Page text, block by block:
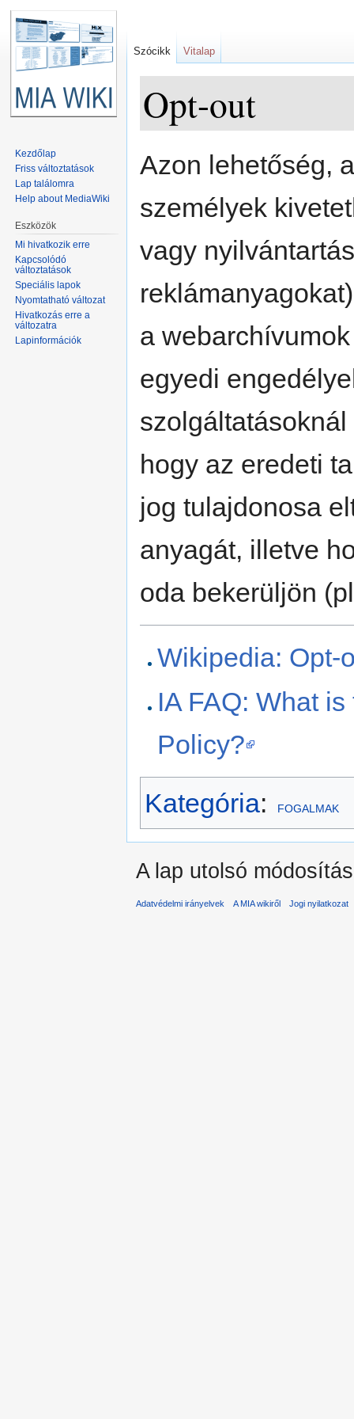
Opt-out
Azon lehetőség,
személyek
vagy
a
egyedi
hogy az eredeti
jog tulajdonosa
anyagát, illetve
oda bekerüljön
Wikipedia: Opt-
IA FAQ: What
Policy?
Kategória: FOGALMAK
Szócikk Vitalap
Kezdőlap
Friss változtatások
Lap találomra
Help about MediaWiki
Eszközök
Mi hivatkozik erre
Kapcsolódó
változtatások
Speciális lapok
Nyomtatható változat
Hivatkozás erre a
változatra
Lapinformációk
A lap utolsó
Adatvédelmi irányelvek A MIA wikiről Jogi nyilatkozat